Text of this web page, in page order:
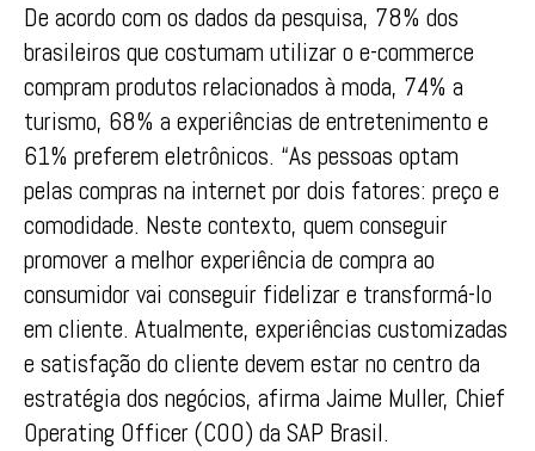
De acordo com os dados da pesquisa, 78% dos
brasileiros que costumam utilizar o e-commerce
compram produtos relacionados à moda, 74% a
turismo, 68% a experiências de entretenimento e
61% preferem eletrônicos. “As pessoas optam
pelas compras na internet por dois fatores: preço e
comodidade. Neste contexto, quem conseguir
promover a melhor experiência de compra ao
consumidor vai conseguir fidelizar e transformá-lo
em cliente. Atualmente, experiências customizadas
e satisfação do cliente devem estar no centro da
estratégia dos negócios, afirma Jaime Muller, Chief
Operating Officer (COO) da SAP Brasil.